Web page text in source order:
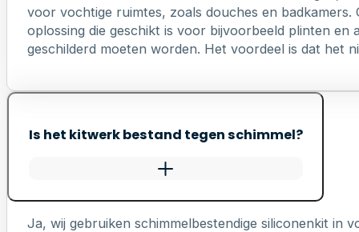
voor vochtige ruimtes, zoals douches en badkamers.
oplossing die geschikt is voor bijvoorbeeld plinten en
geschilderd moeten worden. Het voordeel is dat het
Is het kitwerk bestand tegen schimmel?
Ja, wij gebruiken schimmelbestendige siliconenkit in